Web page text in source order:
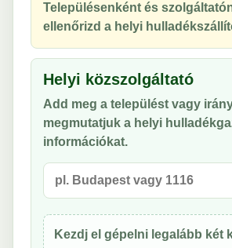
Településenként és
ellenőrizd a helyi
Helyi közszolgáltató
Add meg a települést vagy
megmutatjuk a helyi
információkat.
Kezdj el gépelni legalább két